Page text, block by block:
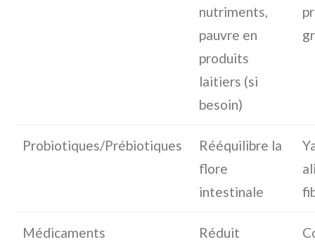
nutriments,
pauvre en
produits
laitiers (si
besoin)
Probiotiques/Prébiotiques
Rééquilibre la
flore
intestinale
Médicaments
Réduit